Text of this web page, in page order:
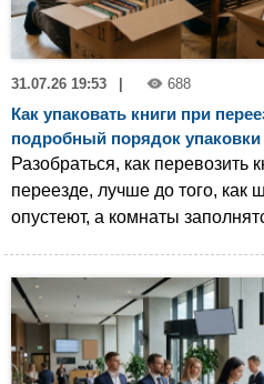
31.07.26 19:53 688
Как упаковать книги при
подробный порядок упаковки
Разобраться, как перевозить
переезде, лучше до того, как
опустеют, а комнаты